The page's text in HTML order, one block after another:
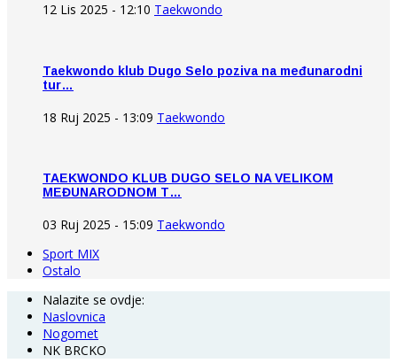
12 Lis 2025 - 12:10 Taekwondo
Taekwondo klub Dugo Selo poziva na međunarodni
tur…
18 Ruj 2025 - 13:09 Taekwondo
TAEKWONDO KLUB DUGO SELO NA VELIKOM
MEĐUNARODNOM T…
03 Ruj 2025 - 15:09 Taekwondo
Sport MIX
Ostalo
Nalazite se ovdje:
Naslovnica
Nogomet
NK BRCKO